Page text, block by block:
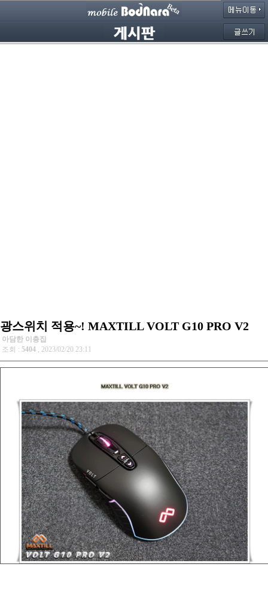
광스위치 적용~! MAXTILL VOLT G10 PRO V2
아담한 이층집
조회 : 5404 , 2023/02/20 23:11